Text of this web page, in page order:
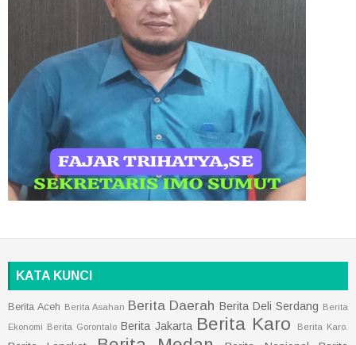
KATA KUNCI
Berita Aceh Berita Asahan Berita Daerah Berita Deli Serdang Berita
Ekonomi Berita Gorontalo Berita Jakarta Berita Karo Berita Karo.